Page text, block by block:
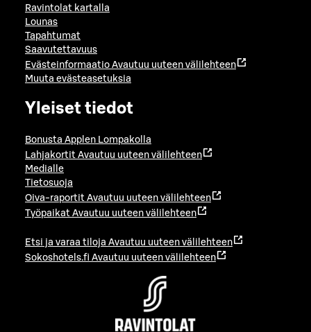
Ravintolat kartalla
Lounas
Tapahtumat
Saavutettavuus
Evästeinformaatio Avautuu uuteen välilehteen
Muuta evästeasetuksia
Yleiset tiedot
Bonusta Applen Lompakolla
Lahjakortit Avautuu uuteen välilehteen
Medialle
Tietosuoja
Oiva-raportit Avautuu uuteen välilehteen
Työpaikat Avautuu uuteen välilehteen
Etsi ja varaa tiloja Avautuu uuteen välilehteen
Sokoshotels.fi Avautuu uuteen välilehteen